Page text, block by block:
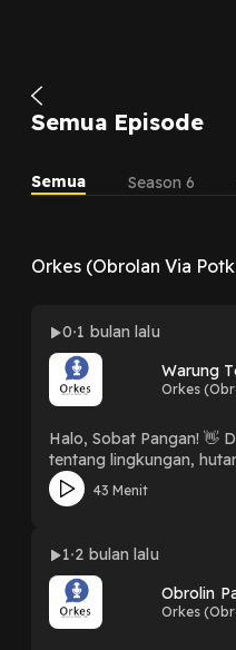
Semua Episode
Semua Season 6
Orkes (Obrolan Via
0 1 bulan lalu
Warung
Orkes
Halo, Sobat Pangan! 👋 Di episode kali ini, warung kami kedatangan Syahlan Faluthi, seorang anak muda yang aktif menyuarakan keresahannya
tentang lingkungan, hutan, dan kondisi tanah
luka. Hingga kini,
upaya mitigasi bencana
bersama rakyat Aceh.
43 Menit
1 2 bulan lalu
Obrolin
Orkes